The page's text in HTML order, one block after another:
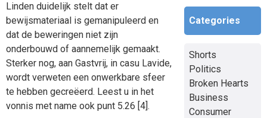
Linden duidelijk stelt dat er
bewijsmateriaal is gemanipuleerd en
dat de beweringen niet zijn
onderbouwd of aannemelijk gemaakt.
Sterker nog, aan Gastvrij, in casu Lavide,
wordt verweten een onwerkbare sfeer
te hebben gecreëerd. Leest u in het
vonnis met name ook punt 5.26 [4].
Categories
Shorts
Politics
Broken Hearts
Business
Consumer